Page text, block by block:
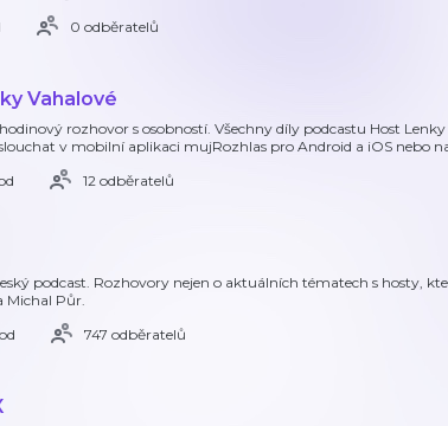
0 odběratelů
Vahalové
rozhovor s osobností. Všechny díly podcastu Host
v mobilní aplikaci mujRozhlas pro Android a iOS nebo
12 odběratelů
podcast. Rozhovory nejen o aktuálních tématech s hosty,
Michal Půr.
747 odběratelů